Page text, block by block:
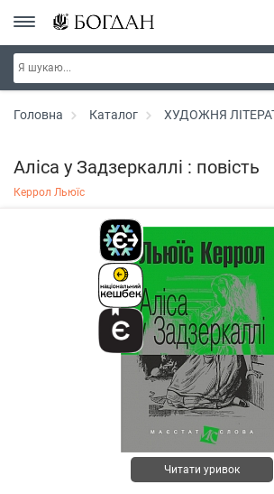
Головна Каталог ХУДОЖНЯ
Аліса у Задзеркаллі : повість
Керрол Льюїс
Читати уривок